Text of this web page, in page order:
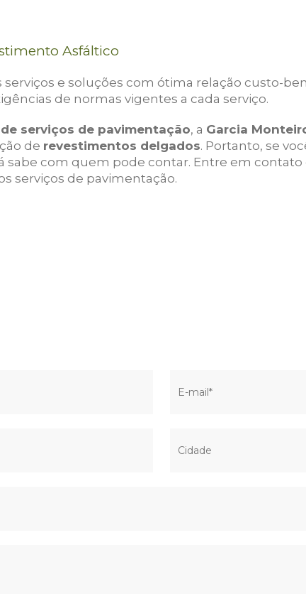
Asfáltico
e soluções com ótima relação custo-
de normas vigentes a cada serviço.
serviços de pavimentação, a Garcia
de revestimentos delgados. Portanto, se
sabe com quem pode contar. Entre em
serviços de pavimentação.